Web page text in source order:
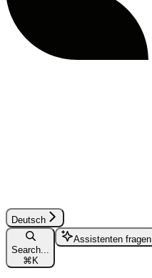
Deutsch
Search...
⌘K
Assistenten fragen